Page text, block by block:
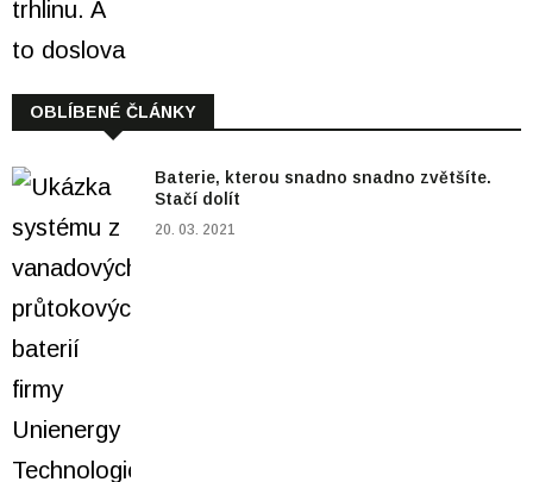
OBLÍBENÉ ČLÁNKY
Baterie, kterou snadno snadno zvětšíte.
Stačí dolít
20. 03. 2021